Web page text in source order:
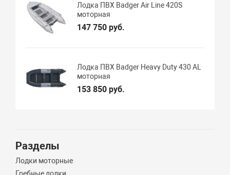
Лодка ПВХ Badger Air Line 420S
моторная
147 750 руб.
Лодка ПВХ Badger Heavy Duty 430 AL
моторная
153 850 руб.
Разделы
Лодки моторные